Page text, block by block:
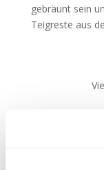
gebräunt sein
Teigreste aus